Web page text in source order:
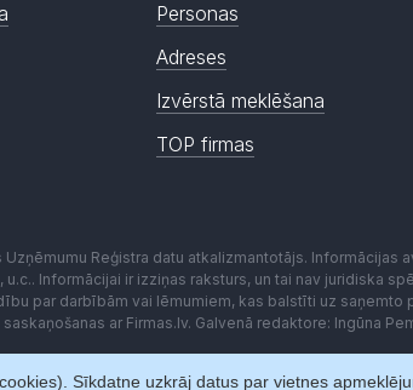
Personas
Adreses
Izvērstā meklēšana
TOP firmas
Reģistra datu atkalizmantotājs.
Informācijai ir izziņas raksturs, un tai nav juridiska
par darbībām vai lēmumiem, kas balstīti uz
ar Firmas.lv. Galvenā redaktore: Ingūna
Sīkdatne uzkrāj datus par vietnes